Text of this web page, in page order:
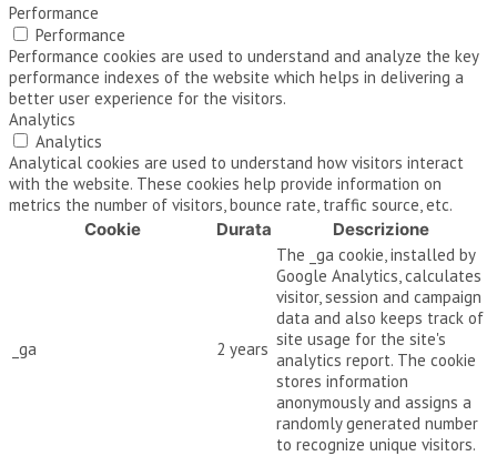
Performance
Performance
Performance cookies are used to understand and analyze the key
performance indexes of the website which helps in delivering a
better user experience for the visitors.
Analytics
Analytics
Analytical cookies are used to understand how visitors interact
with the website. These cookies help provide information on
metrics the number of visitors, bounce rate, traffic source, etc.
Cookie
Durata Descrizione
_ga 2 years
The _ga cookie, installed by
Google Analytics, calculates
visitor, session and campaign
data and also keeps track of
site usage for the site's
analytics report. The cookie
stores information
anonymously and assigns a
randomly generated number
to recognize unique visitors.